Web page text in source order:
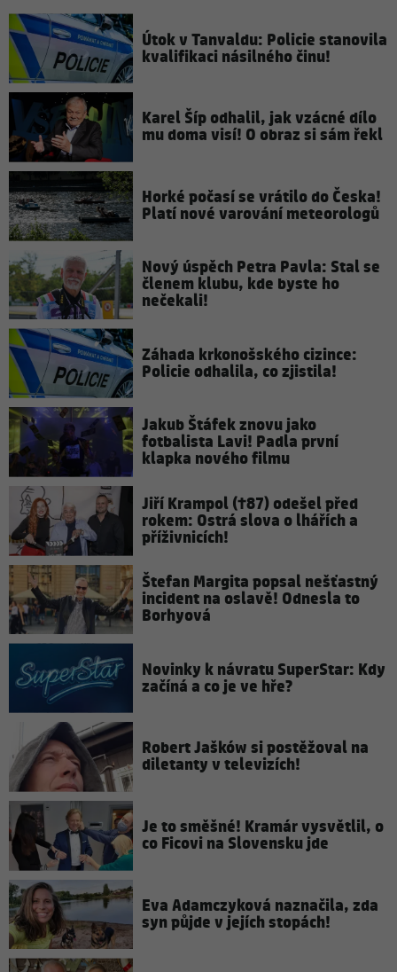
Útok v Tanvaldu: Policie stanovila
kvalifikaci násilného činu!
Karel Šíp odhalil, jak vzácné dílo
mu doma visí! O obraz si sám řekl
Horké počasí se vrátilo do Česka!
Platí nové varování meteorologů
Nový úspěch Petra Pavla: Stal se
členem klubu, kde byste ho
nečekali!
Záhada krkonošského cizince:
Policie odhalila, co zjistila!
Jakub Štáfek znovu jako
fotbalista Lavi! Padla první
klapka nového filmu
Jiří Krampol (†87) odešel před
rokem: Ostrá slova o lhářích a
příživnicích!
Štefan Margita popsal nešťastný
incident na oslavě! Odnesla to
Borhyová
Novinky k návratu SuperStar: Kdy
začíná a co je ve hře?
Robert Jašków si postěžoval na
diletanty v televizích!
Je to směšné! Kramár vysvětlil, o
co Ficovi na Slovensku jde
Eva Adamczyková naznačila, zda
syn půjde v jejích stopách!